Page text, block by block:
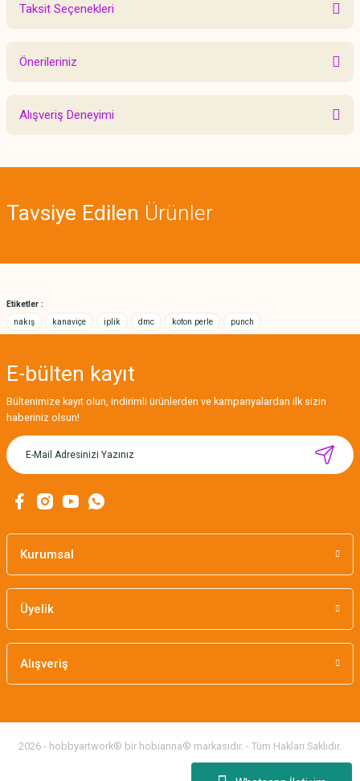
Taksit Seçenekleri
Önerileriniz
Bu ürünün fiyat bilgisi, resim, ürün açıklamalarında ve diğer konularda
yetersiz gördüğünüz noktaları öneri formunu kullanarak tarafımıza
Ürün açıklamasında eksik bilgiler bulunuyor.
Alışveriş Deneyimi
Tavsiye Edilen Ürünler
CÂLIN İŞLENEBİLİR HEDİYE KARTLARI / 12'Lİ
169,00 TL
Etiketler :
nakış
kanaviçe iplik dmc koton perle punch
E-bülten kayıt
Bültenimize kayıt olun, indirimli ürünlerden ve kampanyalardan ilk sizin
haberiniz olsun!
Kurumsal
Üyelik
Alışveriş
2026 - hobbyartwork® bir hobianna® markasıdır. - Tüm Hakları Saklıdır.